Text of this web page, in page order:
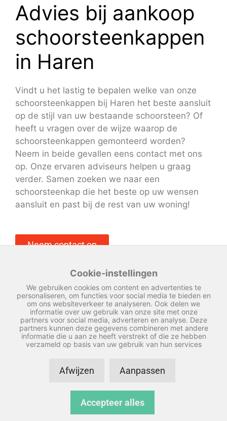
Advies bij aankoop
schoorsteenkappen
in Haren
Vindt u het lastig te bepalen welke van onze
schoorsteenkappen bij Haren het beste aansluit
op de stijl van uw bestaande schoorsteen? Of
heeft u vragen over de wijze waarop de
schoorsteenkappen gemonteerd worden?
Neem in beide gevallen eens contact met ons
op. Onze ervaren adviseurs helpen u graag
verder. Samen zoeken we naar een
schoorsteenkap die het beste op uw wensen
aansluit en past bij de rest van uw woning!
Neem contact op
Privacyverklaring–
Realisatie door:
Cookie-instellingen
We gebruiken cookies om content en advertenties te
personaliseren, om functies voor social media te bieden en
om ons websiteverkeer te analyseren. Ook delen we
informatie over uw gebruik van onze site met onze
partners voor social media, adverteren en analyse. Deze
partners kunnen deze gegevens combineren met andere
informatie die u aan ze heeft verstrekt of die ze hebben
verzameld op basis van uw gebruik van hun services
Afwijzen Aanpassen
Accepteer alles